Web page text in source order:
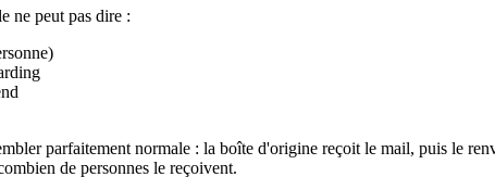
ne peut pas dire :
parfaitement normale : la boîte d'origine reçoit le mail, puis le
de personnes le reçoivent.